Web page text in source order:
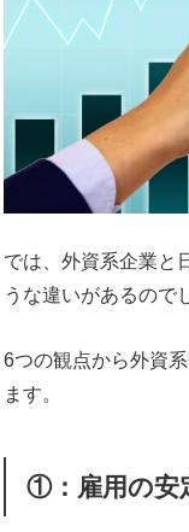
では、外資系企業と
うな違いがあるので
6つの観点から外資
ます。
①：雇用の安